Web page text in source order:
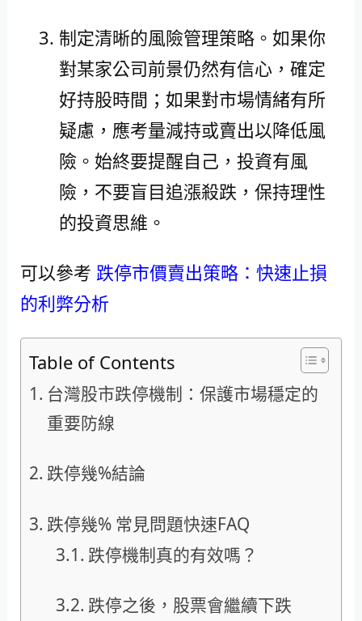
制定清晰的風險管理策略。如果你
對某家公司前景仍然有信心，確定
好持股時間；如果對市場情緒有所
疑慮，應考量減持或賣出以降低風
險。始終要提醒自己，投資有風
險，不要盲目追漲殺跌，保持理性
的投資思維。
可以參考 跌停市價賣出策略：快速止損
的利弊分析
Table of Contents
台灣股市跌停機制：保護市場穩定的
重要防線
跌停幾%結論
跌停幾% 常見問題快速FAQ
跌停機制真的有效嗎？
跌停之後，股票會繼續下跌